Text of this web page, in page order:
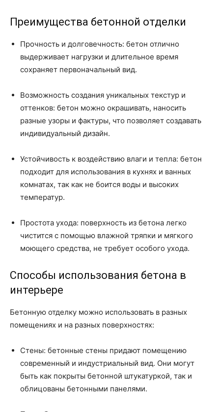
Преимущества бетонной отделки
Прочность и долговечность: бетон отлично
выдерживает нагрузки и длительное время
сохраняет первоначальный вид.
Возможность создания уникальных текстур и
оттенков: бетон можно окрашивать, наносить
разные узоры и фактуры, что позволяет создавать
индивидуальный дизайн.
Устойчивость к воздействию влаги и тепла: бетон
подходит для использования в кухнях и ванных
комнатах, так как не боится воды и высоких
температур.
Простота ухода: поверхность из бетона легко
чистится с помощью влажной тряпки и мягкого
моющего средства, не требует особого ухода.
Способы использования бетона в
интерьере
Бетонную отделку можно использовать в разных
помещениях и на разных поверхностях:
Стены: бетонные стены придают помещению
современный и индустриальный вид. Они могут
быть как покрыты бетонной штукатуркой, так и
облицованы бетонными панелями.